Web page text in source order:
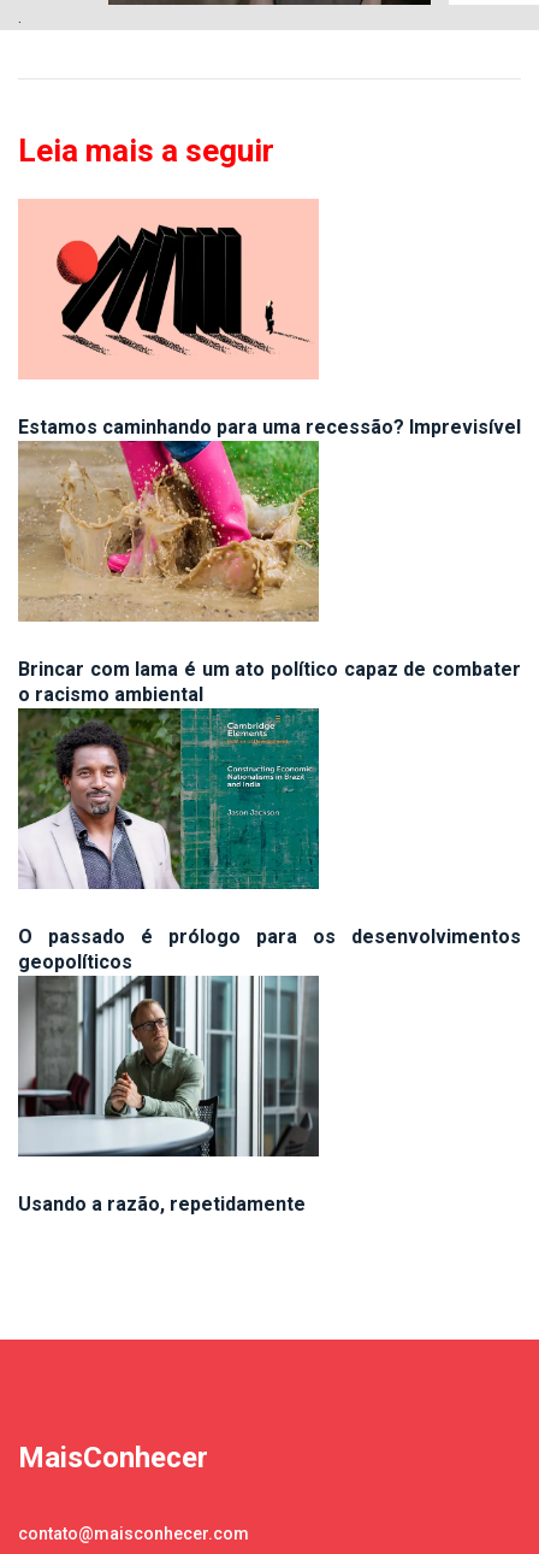
Leia mais a seguir
Estamos caminhando para uma recessão? Imprevisível
Brincar com lama é um ato político capaz de combater
o racismo ambiental
O passado é prólogo para os desenvolvimentos
geopolíticos
Usando a razão, repetidamente
MaisConhecer
contato@maisconhecer.com